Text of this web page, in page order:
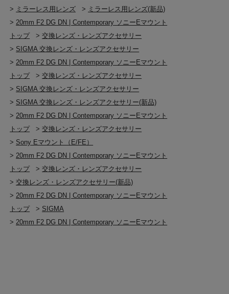
> ミラーレス用レンズ > ミラーレス用レンズ(新品)
> 20mm F2 DG DN | Contemporary ソニーEマウント
トップ
>交換レンズ・レンズアクセサリー
> SIGMA 交換レンズ・レンズアクセサリー
> 20mm F2 DG DN | Contemporary ソニーEマウント
トップ
>交換レンズ・レンズアクセサリー
> SIGMA 交換レンズ・レンズアクセサリー
> SIGMA 交換レンズ・レンズアクセサリー(新品)
> 20mm F2 DG DN | Contemporary ソニーEマウント
トップ
>交換レンズ・レンズアクセサリー
> Sony Eマウント（E/FE）
> 20mm F2 DG DN | Contemporary ソニーEマウント
トップ
>交換レンズ・レンズアクセサリー
>交換レンズ・レンズアクセサリー(新品)
> 20mm F2 DG DN | Contemporary ソニーEマウント
トップ
> SIGMA
> 20mm F2 DG DN | Contemporary ソニーEマウント